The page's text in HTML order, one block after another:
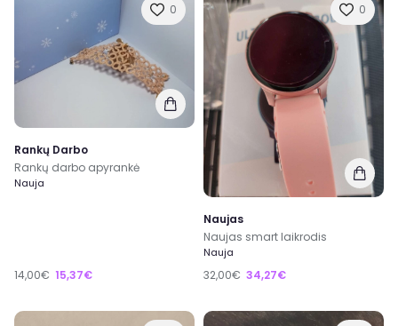
0
Rankų Darbo
Rankų darbo apyrankė
Nauja
14,00€ 15,37€
0
Naujas
Naujas smart laikrodis
Nauja
32,00€ 34,27€